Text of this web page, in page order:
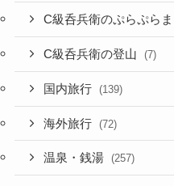
C級呑兵衛のぷらぷら
C級呑兵衛の登山 (7)
国内旅行 (139)
海外旅行 (72)
温泉・銭湯 (257)